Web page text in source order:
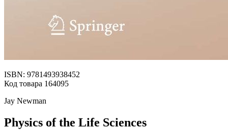
ISBN: 9781493938452
Код товара 164095
Jay Newman
Physics of the Life Sciences